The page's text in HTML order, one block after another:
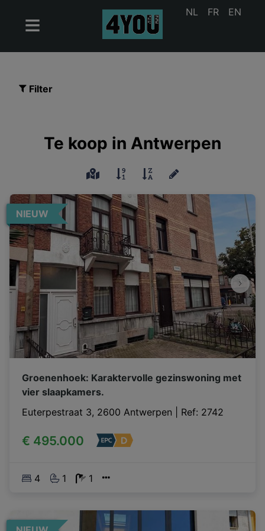
NL FR EN
Filter
Te koop in Antwerpen
NIEUW
Groenenhoek: Karaktervolle gezinswoning met
vier slaapkamers.
Euterpestraat 3, 2600 Antwerpen
Ref: 2742
€ 495.000
4 1 1